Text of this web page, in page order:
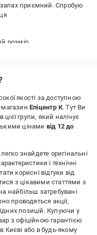
запах приємний. Спробую
розмір
якості за доступною
магазин Епіцентр К. Тут Ви
групи, який налічує
цінами від 12 до
знайдете оригінальні
і технічні
корисні відгуки від
з цікавими статтями з
найбільш затребувані
проводяться акції,
позицій. Купуючи у
з офіційною гарантією
Києві або в будь-якому